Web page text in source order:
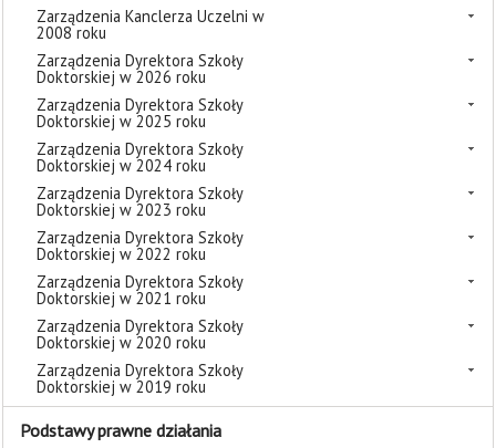
Zarządzenia Kanclerza Uczelni w
2008 roku
Zarządzenia Dyrektora Szkoły
Doktorskiej w 2026 roku
Zarządzenia Dyrektora Szkoły
Doktorskiej w 2025 roku
Zarządzenia Dyrektora Szkoły
Doktorskiej w 2024 roku
Zarządzenia Dyrektora Szkoły
Doktorskiej w 2023 roku
Zarządzenia Dyrektora Szkoły
Doktorskiej w 2022 roku
Zarządzenia Dyrektora Szkoły
Doktorskiej w 2021 roku
Zarządzenia Dyrektora Szkoły
Doktorskiej w 2020 roku
Zarządzenia Dyrektora Szkoły
Doktorskiej w 2019 roku
Podstawy prawne działania